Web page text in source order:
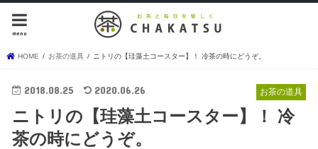
menu
HOME お茶の道具 ニトリの【珪藻土コースター】！ 冷茶の時にどうぞ。
お茶の道具
2018.08.25 2020.06.26
ニトリの【珪藻土コースター】！ 冷
茶の時にどうぞ。